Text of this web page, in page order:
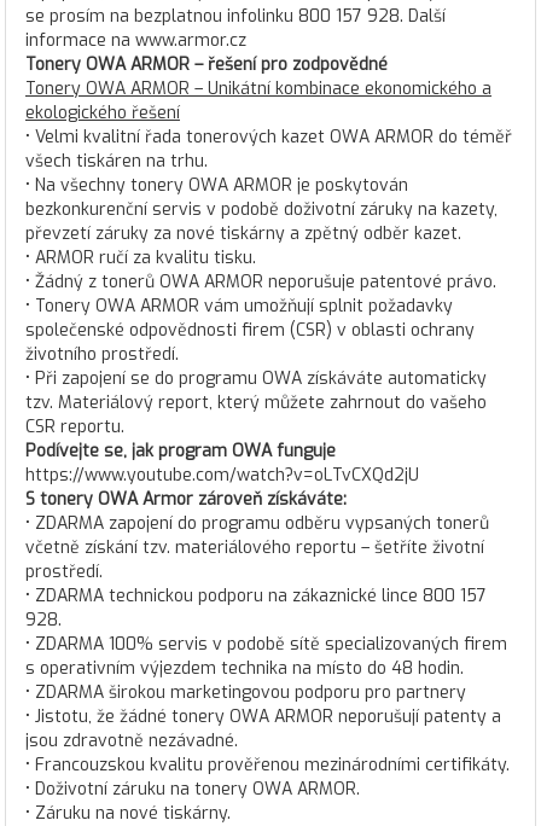
se prosím na bezplatnou infolinku 800 157 928. Další
informace na www.armor.cz
Tonery OWA ARMOR – řešení pro zodpovědné
Tonery OWA ARMOR – Unikátní kombinace ekonomického a
ekologického řešení
• Velmi kvalitní řada tonerových kazet OWA ARMOR do téměř
všech tiskáren na trhu.
• Na všechny tonery OWA ARMOR je poskytován
bezkonkurenční servis v podobě doživotní záruky na kazety,
převzetí záruky za nové tiskárny a zpětný odběr kazet.
• ARMOR ručí za kvalitu tisku.
• Žádný z tonerů OWA ARMOR neporušuje patentové právo.
• Tonery OWA ARMOR vám umožňují splnit požadavky
společenské odpovědnosti firem (CSR) v oblasti ochrany
životního prostředí.
• Při zapojení se do programu OWA získáváte automaticky
tzv. Materiálový report, který můžete zahrnout do vašeho
CSR reportu.
Podívejte se, jak program OWA funguje
https://www.youtube.com/watch?v=oLTvCXQd2jU
S tonery OWA Armor zároveň získáváte:
• ZDARMA zapojení do programu odběru vypsaných tonerů
včetně získání tzv. materiálového reportu – šetříte životní
prostředí.
• ZDARMA technickou podporu na zákaznické lince 800 157
928.
• ZDARMA 100% servis v podobě sítě specializovaných firem
s operativním výjezdem technika na místo do 48 hodin.
• ZDARMA širokou marketingovou podporu pro partnery
• Jistotu, že žádné tonery OWA ARMOR neporušují patenty a
jsou zdravotně nezávadné.
• Francouzskou kvalitu prověřenou mezinárodními certifikáty.
• Doživotní záruku na tonery OWA ARMOR.
• Záruku na nové tiskárny.